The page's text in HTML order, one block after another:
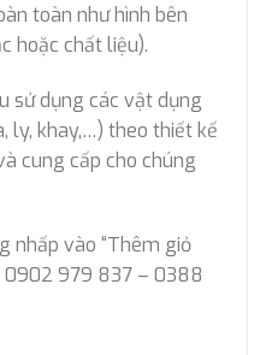
toàn như hình bên
hoặc chất liệu).
sử dụng các vật dụng
ly, khay,…) theo thiết kế
cung cấp cho chúng
nhấp vào “Thêm giỏ
0902 979 837 – 0388